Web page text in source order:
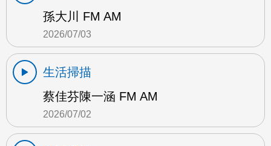
孫大川 FM AM
2026/07/03
生活掃描
蔡佳芬陳一涵 FM AM
2026/07/02